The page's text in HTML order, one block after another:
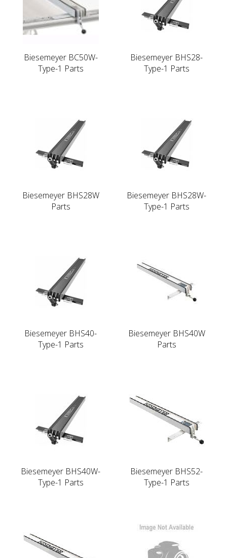
Biesemeyer BC50W-
Type-1 Parts
Biesemeyer BHS28-
Type-1 Parts
Biesemeyer BHS28W
Parts
Biesemeyer BHS28W-
Type-1 Parts
Biesemeyer BHS40-
Type-1 Parts
Biesemeyer BHS40W
Parts
Biesemeyer BHS40W-
Type-1 Parts
Biesemeyer BHS52-
Type-1 Parts